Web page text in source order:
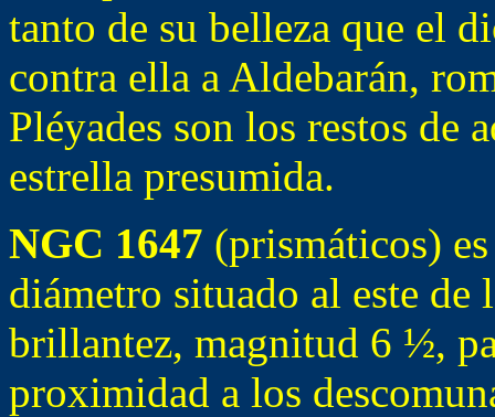
tanto de su belleza que el
contra ella a Aldebarán,
Pléyades son los restos de
estrella presumida.
NGC 1647 (prismáticos)
diámetro situado al este de
brillantez, magnitud 6 ½,
proximidad a los